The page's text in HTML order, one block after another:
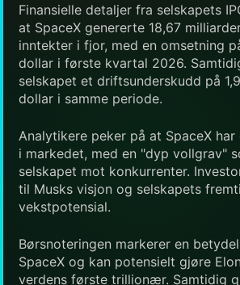
Finansielle detaljer fra selskapets
at SpaceX genererte 18,67
inntekter i fjor, med en omsetning
dollar i første kvartal 2026.
selskapet et driftsunderskudd på
dollar i samme periode.
Analytikere peker på at SpaceX
i markedet, med en "dyp vollgrav"
selskapet mot konkurrenter.
til Musks visjon og selskapets
vekstpotensial.
Børsnoteringen markerer en
SpaceX og kan potensielt gjøre
verdens første trillionær. Samtidig